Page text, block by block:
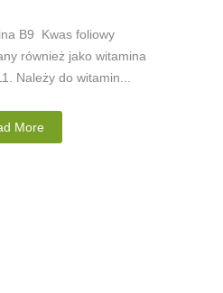
B9 Kwas foliowy
również jako witamina
Należy do witamin...
More